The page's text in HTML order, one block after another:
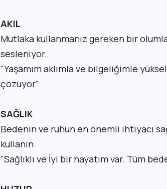
AKIL
Mutlaka kullanmanız gereken bir
sesleniyor.
"Yaşamım aklımla ve bilgeliğimle
çözüyor"
SAĞLIK
Bedenin ve ruhun en önemli ihtiyacı
kullanın.
"Sağlıklı ve İyi bir hayatım var. Tüm